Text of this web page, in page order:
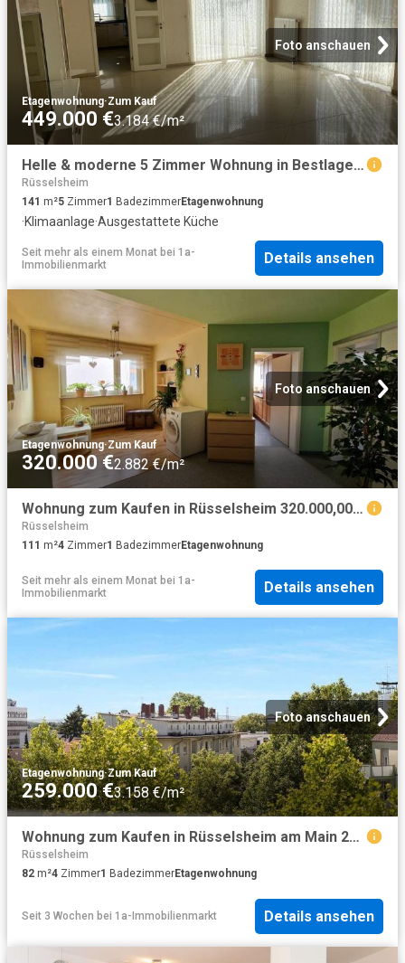
Foto anschauen
Etagenwohnung·Zum Kauf
449.000 €3.184 €/m²
Helle & moderne 5 Zimmer Wohnung in Bestlage von Rüsselsheim
Rüsselsheim
141 m²5 Zimmer1 BadezimmerEtagenwohnung
·Klimaanlage·Ausgestattete Küche
Seit mehr als einem Monat bei 1a-
Immobilienmarkt
Details ansehen
Foto anschauen
Etagenwohnung·Zum Kauf
320.000 €2.882 €/m²
Wohnung zum Kaufen in Rüsselsheim 320.000,00 EUR 111 m²
Rüsselsheim
111 m²4 Zimmer1 BadezimmerEtagenwohnung
Seit mehr als einem Monat bei 1a-
Immobilienmarkt
Details ansehen
Foto anschauen
Etagenwohnung·Zum Kauf
259.000 €3.158 €/m²
Wohnung zum Kaufen in Rüsselsheim am Main 259.000,00 EUR 82 m²
Rüsselsheim
82 m²4 Zimmer1 BadezimmerEtagenwohnung
Seit 3 Wochen bei 1a-Immobilienmarkt Details ansehen